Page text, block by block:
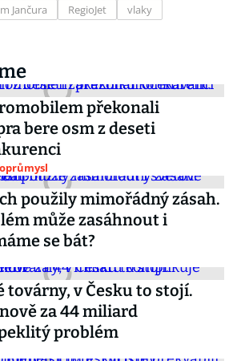
Jančura RegioJet vlaky
překonali
bere osm z deseti
použily mimořádný zásah.
může zasáhnout i
se bát?
továrny, v Česku to stojí.
za 44 miliard
problém